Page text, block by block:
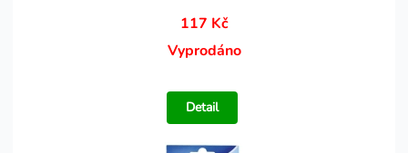
117 Kč
Vyprodáno
Detail